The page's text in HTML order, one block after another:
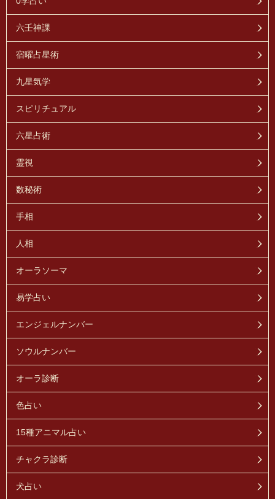
六壬神課
宿曜占星術
九星気学
スピリチュアル
六星占術
霊視
数秘術
手相
人相
オーラソーマ
易学占い
エンジェルナンバー
ソウルナンバー
オーラ診断
色占い
15種アニマル占い
チャクラ診断
犬占い